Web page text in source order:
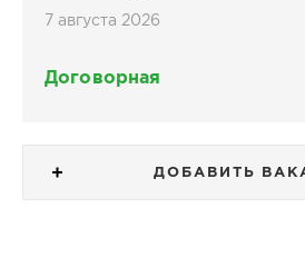
ДОБАВИТЬ
7 августа 2026
Договорная